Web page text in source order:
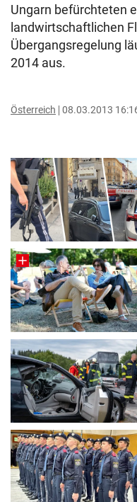
Ungarn befürchteten
landwirtschaftlichen
Übergangsregelung
2014 aus.
Österreich 08.03.2013